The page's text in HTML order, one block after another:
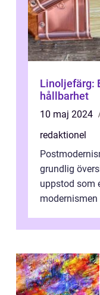
Linoljefärg:
hållbarhet
10 maj 2024
redaktionel
grundlig
uppstod som
...